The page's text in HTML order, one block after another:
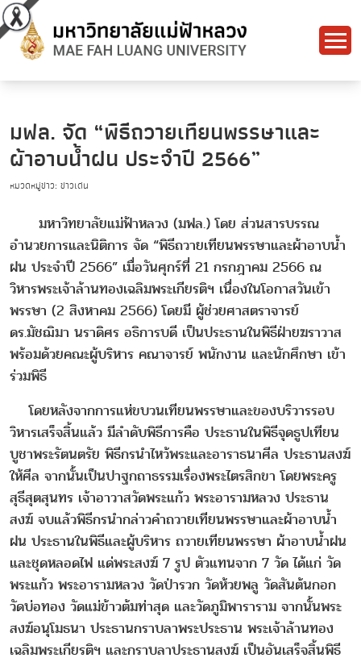
มฟล. จัด “พิธีถวายเทียนพรรษาและ
ผ้าอาบน้ำฝน ประจำปี 2566”
หมวดหมู่ข่าว: ข่าวเด่น
มหาวิทยาลัยแม่ฟ้าหลวง (มฟล.) โดย ส่วนสารบรรณ
อำนวยการและนิติการ จัด “พิธีถวายเทียนพรรษาและผ้าอาบน้ำ
ฝน ประจำปี 2566” เมื่อวันศุกร์ที่ 21 กรกฎาคม 2566 ณ
วิหารพระเจ้าล้านทองเฉลิมพระเกียรติฯ เนื่องในโอกาสวันเข้า
พรรษา (2 สิงหาคม 2566) โดยมี ผู้ช่วยศาสตราจารย์
ดร.มัชฌิมา นราดิศร อธิการบดี เป็นประธานในพิธีฝ่ายฆราวาส
พร้อมด้วยคณะผู้บริหาร คณาจารย์ พนักงาน และนักศึกษา เข้า
ร่วมพิธี
โดยหลังจากการแห่ขบวนเทียนพรรษาและของบริวารรอบ
วิหารเสร็จสิ้นแล้ว มีลำดับพิธีการคือ ประธานในพิธีจุดธูปเทียน
บูชาพระรัตนตรัย พิธีกรนำไหว้พระและอาราธนาศีล ประธานสงฆ์
ให้ศีล จากนั้นเป็นปาฐกถาธรรมเรื่องพระไตรสิกขา โดยพระครู
สุธีสุตสุนทร เจ้าอาวาสวัดพระแก้ว พระอารามหลวง ประธาน
สงฆ์ จบแล้วพิธีกรนำกล่าวคำถวายเทียนพรรษาและผ้าอาบน้ำ
ฝน ประธานในพิธีและผู้บริหาร ถวายเทียนพรรษา ผ้าอาบน้ำฝน
และชุดหลอดไฟ แด่พระสงฆ์ 7 รูป ตัวแทนจาก 7 วัด ได้แก่ วัด
พระแก้ว พระอารามหลวง วัดป่ารวก วัดห้วยพลู วัดสันต้นกอก
วัดบ่อทอง วัดแม่ข้าวต้มท่าสุด และวัดภูมิพาราราม จากนั้นพระ
สงฆ์อนุโมธนา ประธานกราบลาพระประธาน พระเจ้าล้านทอง
เฉลิมพระเกียรติฯ และกราบลาประธานสงฆ์ เป็นอันเสร็จสิ้นพิธี